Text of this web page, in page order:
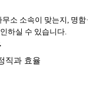
소 소속이 맞는지, 명함·
하실 수 있습니다.
직과 효율